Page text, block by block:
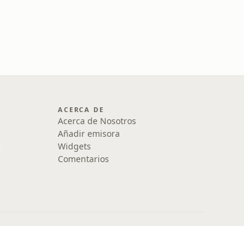
ACERCA DE
Acerca de Nosotros
Añadir emisora
Widgets
Comentarios